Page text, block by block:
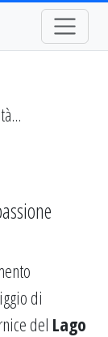
di
del Lago